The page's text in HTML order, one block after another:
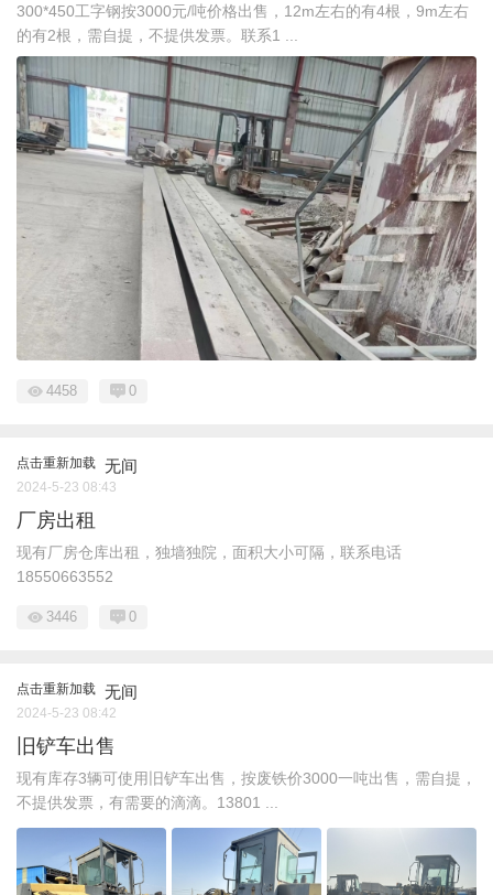
300*450工字钢按3000元/吨价格出售，12m左右的有4根，9m左右
的有2根，需自提，不提供发票。联系1 ...
4458 0
点击重新加载 无间
2024-5-23 08:43
厂房出租
现有厂房仓库出租，独墙独院，面积大小可隔，联系电话
18550663552
3446 0
点击重新加载 无间
2024-5-23 08:42
旧铲车出售
现有库存3辆可使用旧铲车出售，按废铁价3000一吨出售，需自提，
不提供发票，有需要的滴滴。13801 ...